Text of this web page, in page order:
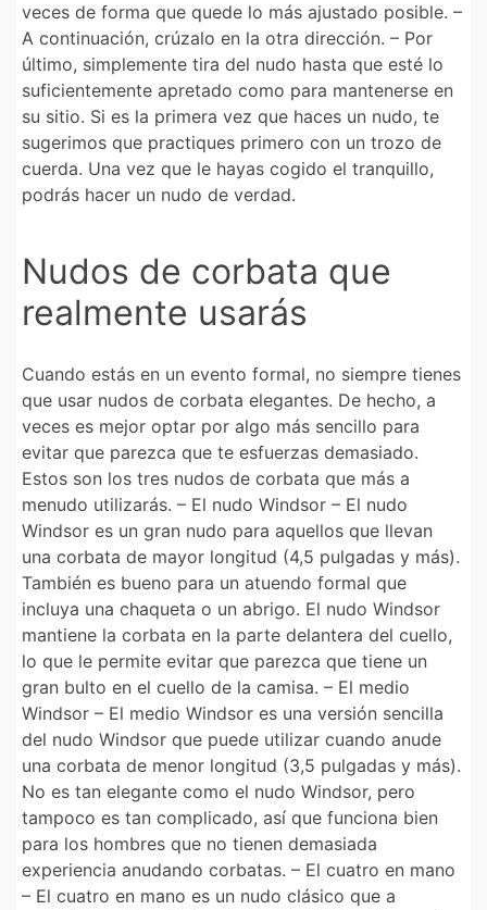
veces de forma que quede lo más ajustado posible. –
A continuación, crúzalo en la otra dirección. – Por
último, simplemente tira del nudo hasta que esté lo
suficientemente apretado como para mantenerse en
su sitio. Si es la primera vez que haces un nudo, te
sugerimos que practiques primero con un trozo de
cuerda. Una vez que le hayas cogido el tranquillo,
podrás hacer un nudo de verdad.
Nudos de corbata que
realmente usarás
Cuando estás en un evento formal, no siempre tienes
que usar nudos de corbata elegantes. De hecho, a
veces es mejor optar por algo más sencillo para
evitar que parezca que te esfuerzas demasiado.
Estos son los tres nudos de corbata que más a
menudo utilizarás. – El nudo Windsor – El nudo
Windsor es un gran nudo para aquellos que llevan
una corbata de mayor longitud (4,5 pulgadas y más).
También es bueno para un atuendo formal que
incluya una chaqueta o un abrigo. El nudo Windsor
mantiene la corbata en la parte delantera del cuello,
lo que le permite evitar que parezca que tiene un
gran bulto en el cuello de la camisa. – El medio
Windsor – El medio Windsor es una versión sencilla
del nudo Windsor que puede utilizar cuando anude
una corbata de menor longitud (3,5 pulgadas y más).
No es tan elegante como el nudo Windsor, pero
tampoco es tan complicado, así que funciona bien
para los hombres que no tienen demasiada
experiencia anudando corbatas. – El cuatro en mano
– El cuatro en mano es un nudo clásico que a